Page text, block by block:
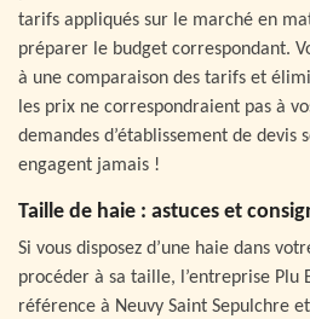
tarifs appliqués sur le marché en
préparer le budget correspondant.
à une comparaison des tarifs et
les prix ne correspondraient pas à
demandes d’établissement de devis
engagent jamais !
Taille de haie : astuces et
Si vous disposez d’une haie dans
procéder à sa taille, l’entreprise Plu
référence à Neuvy Saint Sepulchre